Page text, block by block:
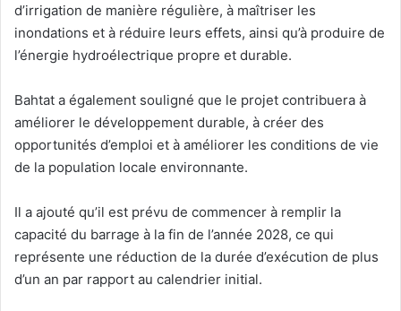
d’irrigation de manière régulière, à maîtriser les
inondations et à réduire leurs effets, ainsi qu’à produire de
l’énergie hydroélectrique propre et durable.
Bahtat a également souligné que le projet contribuera à
améliorer le développement durable, à créer des
opportunités d’emploi et à améliorer les conditions de vie
de la population locale environnante.
Il a ajouté qu’il est prévu de commencer à remplir la
capacité du barrage à la fin de l’année 2028, ce qui
représente une réduction de la durée d’exécution de plus
d’un an par rapport au calendrier initial.